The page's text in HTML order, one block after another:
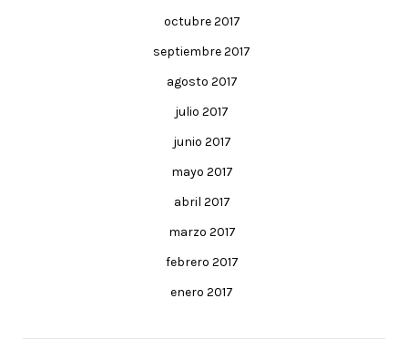
octubre 2017
septiembre 2017
agosto 2017
julio 2017
junio 2017
mayo 2017
abril 2017
marzo 2017
febrero 2017
enero 2017